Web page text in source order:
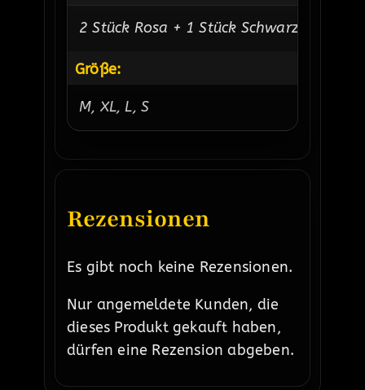
2 Stück Rosa + 1 Stück Schwarz, Grün,
Größe:
M, XL, L, S
Rezensionen
Es gibt noch keine Rezensionen.
Nur angemeldete Kunden, die
dieses Produkt gekauft haben,
dürfen eine Rezension abgeben.